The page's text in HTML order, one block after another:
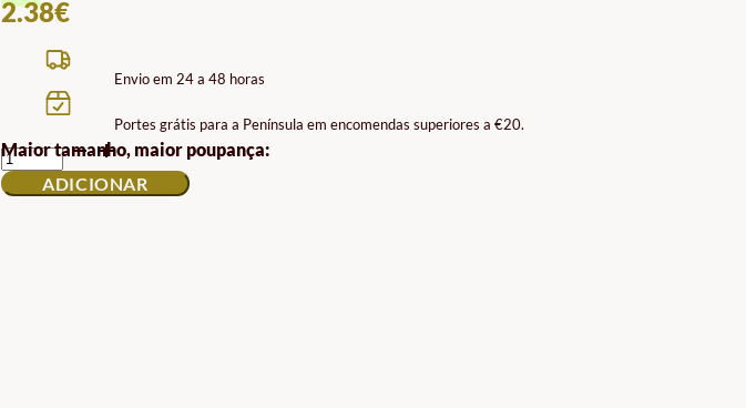
2.38€
Envio em 24 a 48 horas
Portes grátis para a Península em encomendas superiores a €20.
Maior tamanho, maior poupança:
QUANTIDADE
DE
TIRA
DE
ADICIONAR